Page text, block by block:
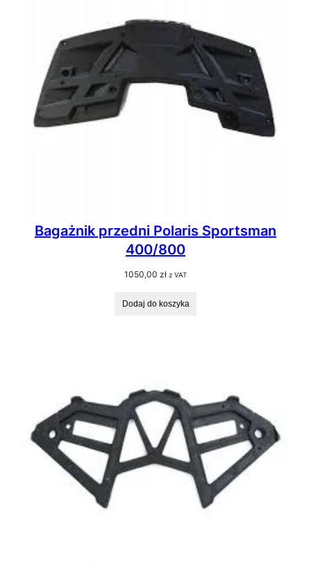
Bagażnik przedni Polaris Sportsman
400/800
1050,00 zł z VAT
Dodaj do koszyka